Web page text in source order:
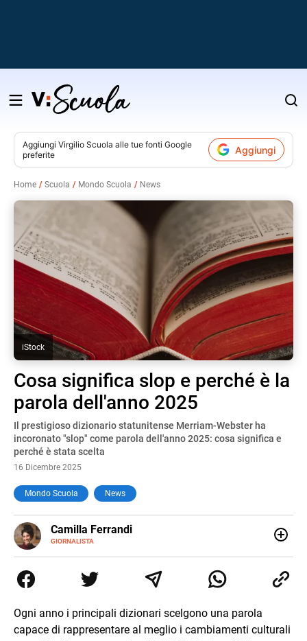
Salta
contenuto
Aggiungi Virgilio Scuola alle tue fonti Google
preferite
Aggiungi
Home Scuola Mondo Scuola News
iStock
Cosa significa slop e perché è la
parola dell'anno 2025
Il prestigioso dizionario statunitense Merriam-Webster ha
incoronato "slop" come parola dell'anno 2025: cosa significa e
perché è stata scelta
16 Dicembre 2025
Mondo Scuola News
Camilla Ferrandi
GIORNALISTA
E-
MAIL
LINKEDIN
di trasformare la passione per la scrittura in un lavoro, e
da lì non mi sono più fermata. L’attualità è il mio pane
mente.
Ogni anno i principali dizionari scelgono una parola
capace di rappresentare al meglio i cambiamenti culturali